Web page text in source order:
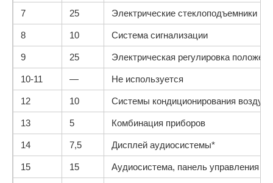
7 25 Электрические стеклоподъемники
8 10 Система сигнализации
9 25 Электрическая регулировка
10-11 — Не используется
12 10 Системы кондиционирования воздуха
13 5 Комбинация приборов
14 7,5 Дисплей аудиосистемы*
15 15 Аудиосистема, панель управления